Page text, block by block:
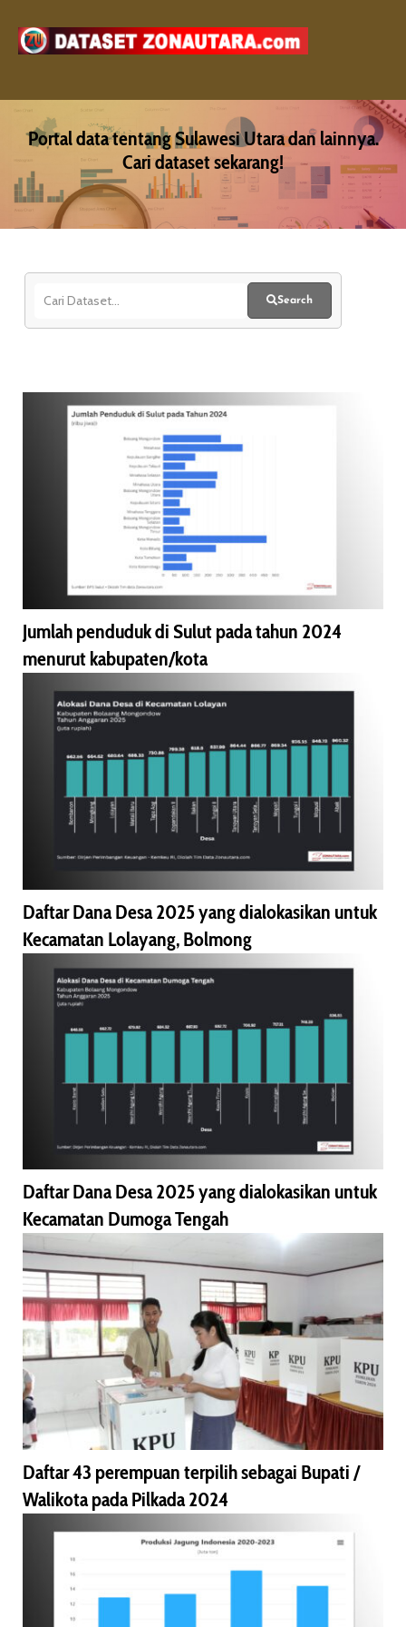
Portal data tentang Sulawesi Utara dan lainnya.
Cari dataset sekarang!
Search
Jumlah penduduk di Sulut pada tahun 2024
menurut kabupaten/kota
Daftar Dana Desa 2025 yang dialokasikan untuk
Kecamatan Lolayang, Bolmong
Daftar Dana Desa 2025 yang dialokasikan untuk
Kecamatan Dumoga Tengah
Daftar 43 perempuan terpilih sebagai Bupati /
Walikota pada Pilkada 2024